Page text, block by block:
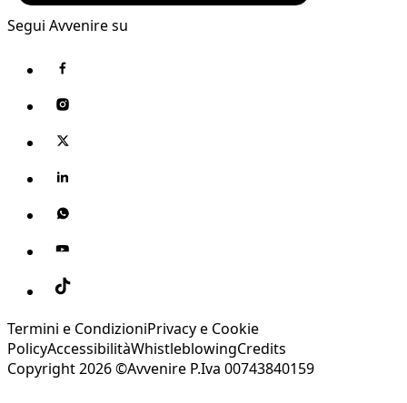
Segui Avvenire su
Termini e CondizioniPrivacy e Cookie
PolicyAccessibilitàWhistleblowingCredits
Copyright 2026 ©Avvenire P.Iva 00743840159